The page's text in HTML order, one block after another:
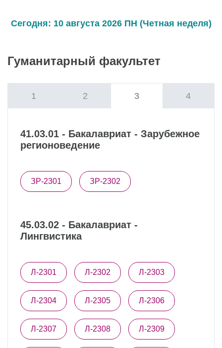
Сегодня: 10 августа 2026 ПН (Четная неделя)
Гуманитарный факультет
1 2 3 4
41.03.01 - Бакалавриат - Зарубежное
регионоведение
ЗР-2301 ЗР-2302
45.03.02 - Бакалавриат -
Лингвистика
Л-2301 Л-2302 Л-2303
Л-2304 Л-2305 Л-2306
Л-2307 Л-2308 Л-2309